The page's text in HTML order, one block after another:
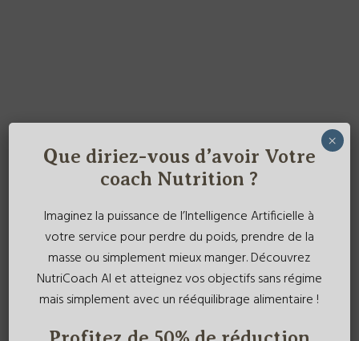
Que diriez-vous d’avoir Votre
coach Nutrition ?
Imaginez la puissance de l’Intelligence Artificielle à
votre service pour perdre du poids, prendre de la
masse ou simplement mieux manger. Découvrez
NutriCoach AI et atteignez vos objectifs sans régime
mais simplement avec un rééquilibrage alimentaire !
×